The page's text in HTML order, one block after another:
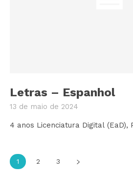
Letras – Espanhol
13 de maio de 2024
4 anos Licenciatura
1 2 3